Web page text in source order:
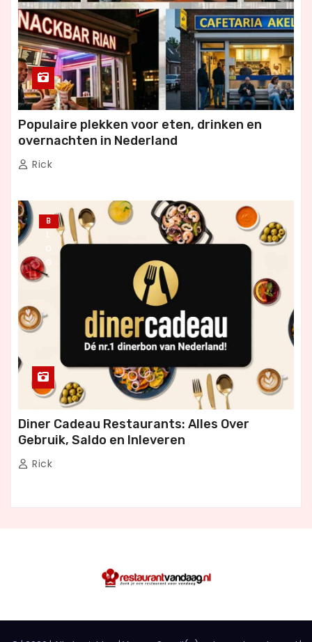
Populaire plekken voor eten, drinken en
overnachten in Nederland
Rick
B
L
O
G
Diner Cadeau Restaurants: Alles Over
Gebruik, Saldo en Inleveren
Rick